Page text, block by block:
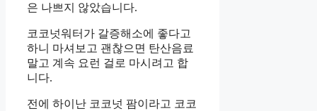
은 나쁘지 않았습니다.
코코넛워터가 갈증해소에 좋다고
하니 마셔보고 괜찮으면 탄산음료
말고 계속 요런 걸로 마시려고 합
니다.
전에 하이난 코코넛 팜이라고 코코